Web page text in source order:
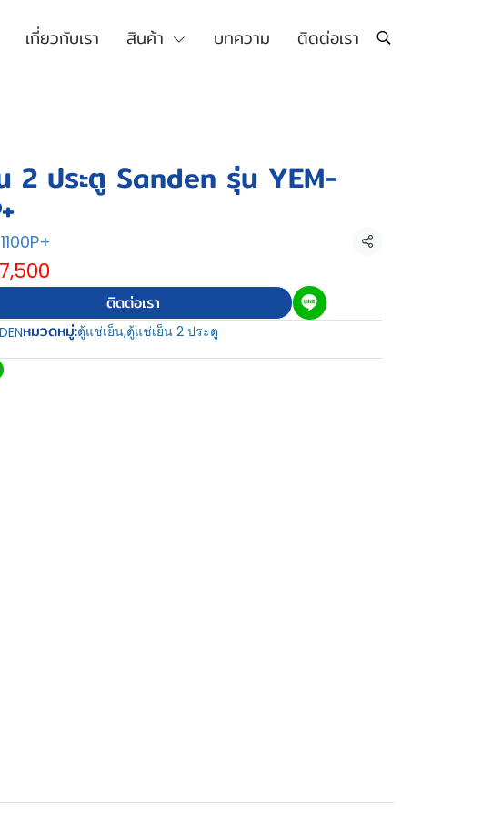
เกี่ยวกับเรา สินค้า บทความ ติดต่อเรา
2 ประตู Sanden รุ่น YEM-
แชร์
ติดต่อเรา
หมวดหมู่:ตู้แช่เย็น,ตู้แช่เย็น 2 ประตู